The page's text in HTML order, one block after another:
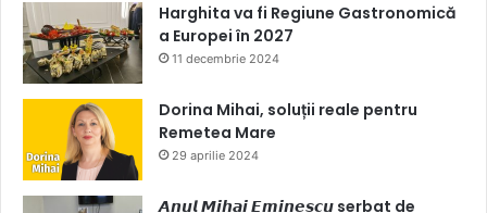
Harghita va fi Regiune Gastronomică
a Europei în 2027
11 decembrie 2024
Dorina Mihai, soluții reale pentru
Remetea Mare
29 aprilie 2024
𝘼𝙣𝙪𝙡 𝙈𝙞𝙝𝙖𝙞 𝙀𝙢𝙞𝙣𝙚𝙨𝙘𝙪 serbat de